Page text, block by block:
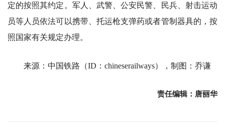
定的按照其约定。军人、武警、公安民警、民兵、射击运动
员等人员依法可以携带、托运枪支弹药或者管制器具的，按
照国家有关规定办理。
来源：中国铁路（ID：chineserailways），制图：乔谦
责任编辑：唐丽华